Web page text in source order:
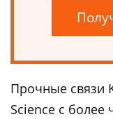
Прочные связи
Science с